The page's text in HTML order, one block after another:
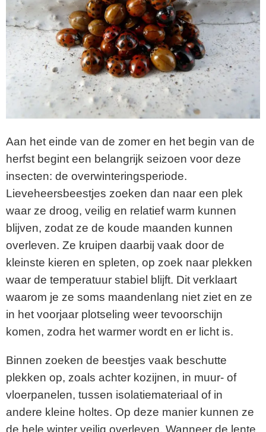
Aan het einde van de zomer en het begin van de
herfst begint een belangrijk seizoen voor deze
insecten: de overwinteringsperiode.
Lieveheersbeestjes zoeken dan naar een plek
waar ze droog, veilig en relatief warm kunnen
blijven, zodat ze de koude maanden kunnen
overleven. Ze kruipen daarbij vaak door de
kleinste kieren en spleten, op zoek naar plekken
waar de temperatuur stabiel blijft. Dit verklaart
waarom je ze soms maandenlang niet ziet en ze
in het voorjaar plotseling weer tevoorschijn
komen, zodra het warmer wordt en er licht is.
Binnen zoeken de beestjes vaak beschutte
plekken op, zoals achter kozijnen, in muur- of
vloerpanelen, tussen isolatiemateriaal of in
andere kleine holtes. Op deze manier kunnen ze
de hele winter veilig overleven. Wanneer de lente